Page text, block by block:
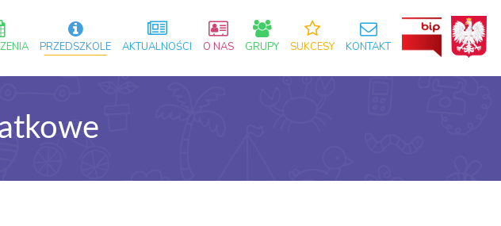
PRZEDSZKOLE AKTUALNOŚCI O NAS GRUPY SUKCESY KONTAKT